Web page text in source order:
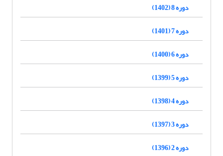
دوره 8 (1402)
دوره 7 (1401)
دوره 6 (1400)
دوره 5 (1399)
دوره 4 (1398)
دوره 3 (1397)
دوره 2 (1396)